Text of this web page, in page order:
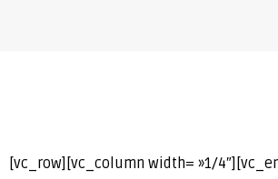
[vc_row][vc_column width= »1/